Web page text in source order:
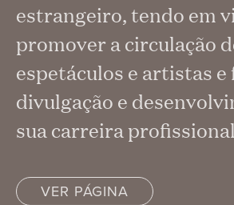
estrangeiro, tendo em
promover a circulação
espetáculos e artistas e
divulgação e
sua carreira
VER PÁGINA